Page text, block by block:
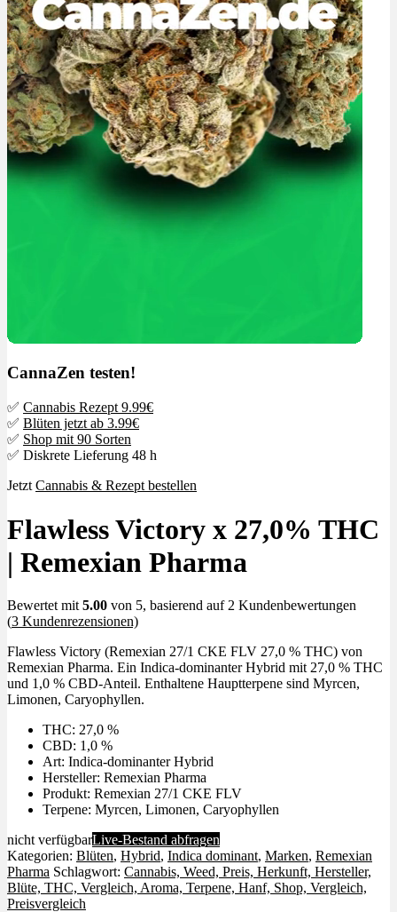
CannaZen testen!
✅ Cannabis Rezept 9.99€
✅ Blüten jetzt ab 3.99€
✅ Shop mit 90 Sorten
✅ Diskrete Lieferung 48 h
Jetzt Cannabis & Rezept bestellen
Flawless Victory x 27,0% THC
| Remexian Pharma
Bewertet mit 5.00 von 5, basierend auf 2 Kundenbewertungen
(3 Kundenrezensionen)
Flawless Victory (Remexian 27/1 CKE FLV 27,0 % THC) von
Remexian Pharma. Ein Indica-dominanter Hybrid mit 27,0 % THC
und 1,0 % CBD-Anteil. Enthaltene Hauptterpene sind Myrcen,
Limonen, Caryophyllen.
THC: 27,0 %
CBD: 1,0 %
Art: Indica-dominanter Hybrid
Hersteller: Remexian Pharma
Produkt: Remexian 27/1 CKE FLV
Terpene: Myrcen, Limonen, Caryophyllen
nicht verfügbarLive-Bestand abfragen
Kategorien: Blüten, Hybrid, Indica dominant, Marken, Remexian
Pharma Schlagwort: Cannabis, Weed, Preis, Herkunft, Hersteller,
Blüte, THC, Vergleich, Aroma, Terpene, Hanf, Shop, Vergleich,
Preisvergleich